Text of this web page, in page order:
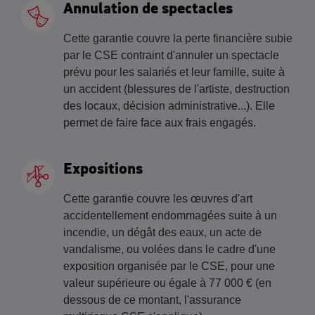
Annulation de spectacles
Cette garantie couvre la perte financière subie
par le CSE contraint d'annuler un spectacle
prévu pour les salariés et leur famille, suite à
un accident (blessures de l'artiste, destruction
des locaux, décision administrative...). Elle
permet de faire face aux frais engagés.
Expositions
Cette garantie couvre les œuvres d'art
accidentellement endommagées suite à un
incendie, un dégât des eaux, un acte de
vandalisme, ou volées dans le cadre d'une
exposition organisée par le CSE, pour une
valeur supérieure ou égale à 77 000 € (en
dessous de ce montant, l'assurance